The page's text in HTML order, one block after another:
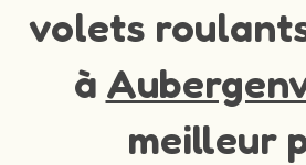
volets
à
meilleur